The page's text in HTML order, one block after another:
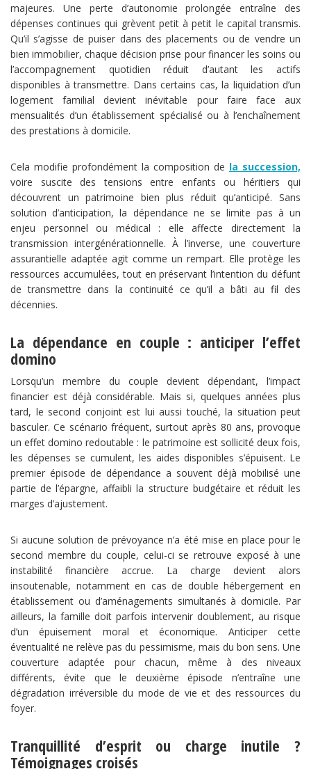
majeures. Une perte d’autonomie prolongée entraîne des
dépenses continues qui grèvent petit à petit le capital transmis.
Qu’il s’agisse de puiser dans des placements ou de vendre un
bien immobilier, chaque décision prise pour financer les soins ou
l’accompagnement quotidien réduit d’autant les actifs
disponibles à transmettre. Dans certains cas, la liquidation d’un
logement familial devient inévitable pour faire face aux
mensualités d’un établissement spécialisé ou à l’enchaînement
des prestations à domicile.
Cela modifie profondément la composition de la succession,
voire suscite des tensions entre enfants ou héritiers qui
découvrent un patrimoine bien plus réduit qu’anticipé. Sans
solution d’anticipation, la dépendance ne se limite pas à un
enjeu personnel ou médical : elle affecte directement la
transmission intergénérationnelle. À l’inverse, une couverture
assurantielle adaptée agit comme un rempart. Elle protège les
ressources accumulées, tout en préservant l’intention du défunt
de transmettre dans la continuité ce qu’il a bâti au fil des
décennies.
La dépendance en couple : anticiper l’effet
domino
Lorsqu’un membre du couple devient dépendant, l’impact
financier est déjà considérable. Mais si, quelques années plus
tard, le second conjoint est lui aussi touché, la situation peut
basculer. Ce scénario fréquent, surtout après 80 ans, provoque
un effet domino redoutable : le patrimoine est sollicité deux fois,
les dépenses se cumulent, les aides disponibles s’épuisent. Le
premier épisode de dépendance a souvent déjà mobilisé une
partie de l’épargne, affaibli la structure budgétaire et réduit les
marges d’ajustement.
Si aucune solution de prévoyance n’a été mise en place pour le
second membre du couple, celui-ci se retrouve exposé à une
instabilité financière accrue. La charge devient alors
insoutenable, notamment en cas de double hébergement en
établissement ou d’aménagements simultanés à domicile. Par
ailleurs, la famille doit parfois intervenir doublement, au risque
d’un épuisement moral et économique. Anticiper cette
éventualité ne relève pas du pessimisme, mais du bon sens. Une
couverture adaptée pour chacun, même à des niveaux
différents, évite que le deuxième épisode n’entraîne une
dégradation irréversible du mode de vie et des ressources du
foyer.
Tranquillité d’esprit ou charge inutile ?
Témoignages croisés